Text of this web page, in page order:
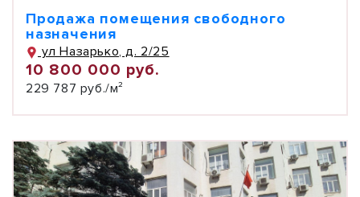
Продажа помещения свободного
назначения
ул Назарько, д. 2/25
10 800 000 руб.
229 787 руб./м²